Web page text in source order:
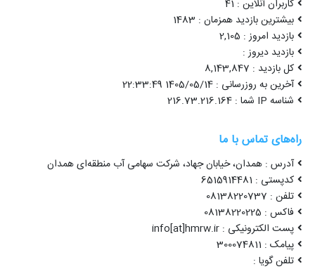
کاربران آنلاین : 41
بیشترین بازدید همزمان : 1483
بازدید امروز : 2,105
بازدید دیروز :
کل بازدید : 8,143,847
آخرین به روزرسانی : 1405/05/14 22:33:49
شناسه IP شما : 216.73.216.164
راه‌های تماس با ما
آدرس : همدان، خیابان جهاد، شرکت سهامی آب منطقه‌ای همدان
کدپستی : 6515914481
تلفن : 08138220737
فاکس : 08138220225
پست الکترونیکی : info[at]hmrw.ir
پیامک : 300074811
تلفن گویا :